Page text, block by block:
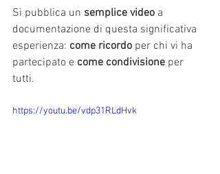
Si pubblica un semplice video a
documentazione di questa significativa
esperienza: come ricordo per chi vi ha
partecipato e come condivisione per
tutti.
https://youtu.be/vdp31RLdHvk